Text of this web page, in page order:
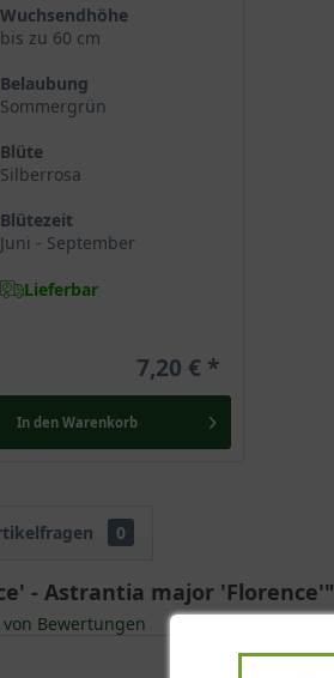
Wuchsendhöhe
bis zu 60 cm
Belaubung
Sommergrün
Blüte
Silberrosa
Blütezeit
Juni - September
Lieferbar
7,20 €
In den Warenkorb
0
- Astrantia major 'Florence'"
Bewertungen